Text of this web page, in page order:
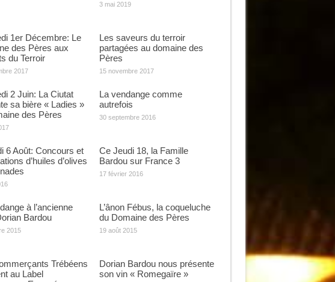
3 mai 2019
1er Décembre: Le
des Pères aux
du Terroir
2017
Les saveurs du terroir
partagées au domaine des
Pères
15 novembre 2017
2 Juin: La Ciutat
sa bière « Ladies »
des Pères
La vendange comme
autrefois
30 septembre 2016
6 Août: Concours et
d’huiles d’olives
Ce Jeudi 18, la Famille
Bardou sur France 3
17 février 2016
à l’ancienne
Bardou
2015
L’ânon Fébus, la coqueluche
du Domaine des Pères
19 août 2015
Trébéens
au Label
Dorian Bardou nous présente
son vin « Romegaïre »